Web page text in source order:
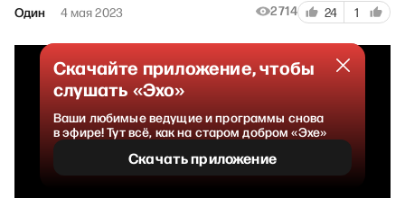
Один 4 мая 2023 2714 24 1
Скачайте приложение, чтобы
слушать «Эхо»
Ваши любимые ведущие и программы снова
в эфире! Тут всё, как на старом добром «Эхе»
Скачать приложение